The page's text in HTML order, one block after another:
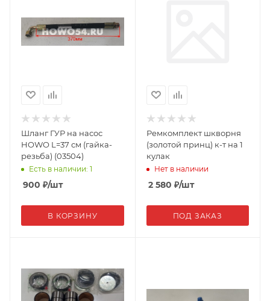
Шланг ГУР на насос
HOWO L=37 см (гайка-
резьба) (03504)
Есть в наличии: 1
900 ₽/шт
В КОРЗИНУ
Ремкомплект шкворня
(золотой принц) к-т на 1
кулак
Нет в наличии
2 580 ₽/шт
ПОД ЗАКАЗ